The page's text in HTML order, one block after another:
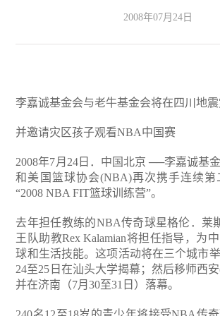
2008年07月24日
李嘉诚基金会与老牛基金会将在四川地
并邀请灾区孩子观看NBA中国赛
2008年7月24日．中国北京 ──李嘉诚基
和美国篮球协会(NBA)再次携手连续
“2008 NBA FIT篮球训练营”。
去年担任教练的NBA传奇球星格伦．莱
王队助教Rex Kalamian将担任指导，为
球和生活技能。这项活动将在三个城市
24至25日在汕头大学揭幕；然后移师西安
并在济南（7月30至31日）落幕。